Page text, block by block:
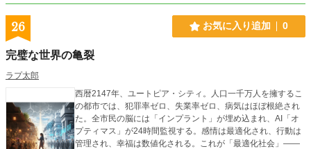
26 お気に入り追加 0
完璧な世界の亀裂
ラプ太郎
西暦2147年、ユートピア・シティ。人口一千万人を擁するこ
の都市では、犯罪率ゼロ、失業率ゼロ、病気はほぼ根絶され
た。全市民の脳には「インプラント」が埋め込まれ、AI「オ
プティマス」が24時間監視する。感情は最適化され、行動は
管理され、幸福は数値化される。これが「最適化社会」——